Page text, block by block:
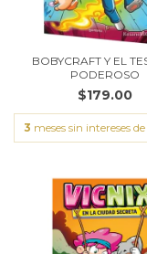
BOBYCRAFT Y EL
PODEROSO
$179.00
3 meses sin intereses de